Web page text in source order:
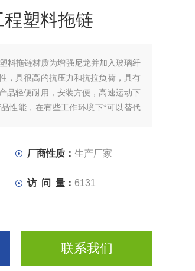
塑料拖链
料拖链材质为增强尼龙并加入玻璃纤
，具很高的抗压力和抗拉负荷，具有
品轻便耐用，安装方便，高速运动下
性能，在有些工作环境下*可以替代
厂商性质：生产厂家
访 问 量： 6131
联系我们